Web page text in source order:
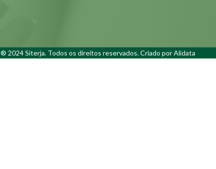
® 2024 Siterja. Todos os direitos reservados. Criado porAlidata